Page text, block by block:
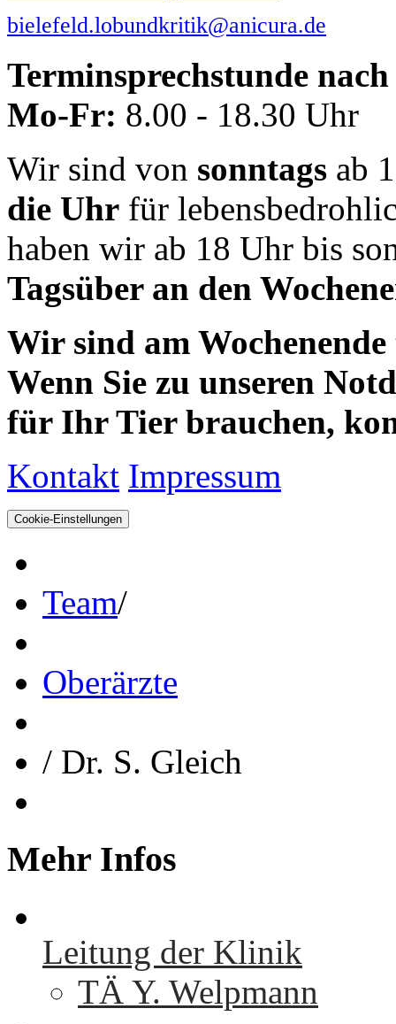
bielefeld.lobundkritik@anicura.de
Terminsprechstunde
Mo-Fr: 8.00 - 18.30 Uhr
Wir sind von sonntags ab
die Uhr für
haben wir ab 18 Uhr bis
Tagsüber an den
Wir sind am
Wenn Sie zu unseren
für Ihr Tier brauchen,
Kontakt Impressum
Cookie-Einstellungen
Team/
Oberärzte
/ Dr. S. Gleich
Mehr Infos
Leitung der Klinik
TÄ Y. Welpmann